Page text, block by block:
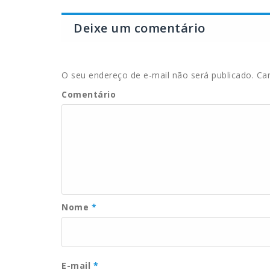
Deixe um comentário
O seu endereço de e-mail não será publicado.
Comentário
Nome *
E-mail *